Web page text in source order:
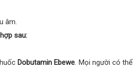
âm.
sau:
Dobutamin Ebewe. Mọi người có thể